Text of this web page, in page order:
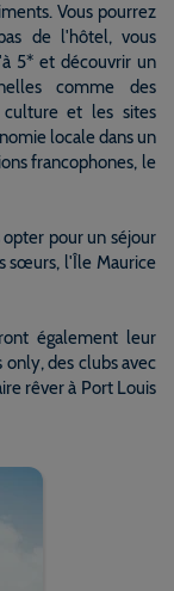
Vous pourrez
de l'hôtel, vous
5* et découvrir un
comme des
et les sites
locale dans un
francophones, le
opter pour un séjour
sœurs, l'Île Maurice
également leur
des clubs avec
rêver à Port Louis